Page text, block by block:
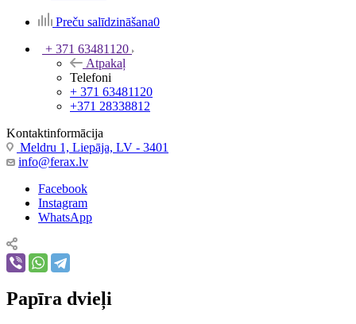
Preču salīdzināšana0
+ 371 63481120
Atpakaļ
Telefoni
+ 371 63481120
+371 28338812
Kontaktinformācija
Meldru 1, Liepāja, LV - 3401
info@ferax.lv
Facebook
Instagram
WhatsApp
Papīra dvieļi